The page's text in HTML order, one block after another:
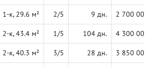
1-к, 29.6 м² 2/5 9 дн. 2 700 000
2-к, 43.4 м² 1/5 104 дн. 4 300 000
2-к, 40.3 м² 3/5 28 дн. 3 850 000